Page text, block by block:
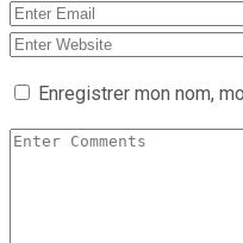
Enregistrer mon nom,